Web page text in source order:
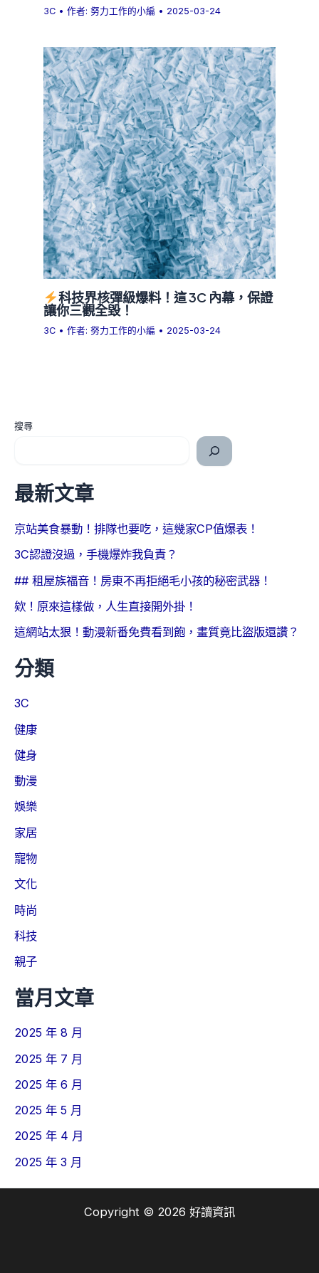
3C • 作者:努力工作的小編 • 2025-03-24
科技界核彈級爆料！這 3C 內幕，保證
讓你三觀全毀！
3C • 作者:努力工作的小編 • 2025-03-24
搜尋
最新文章
京站美食暴動！排隊也要吃，這幾家CP值爆表！
3C認證沒過，手機爆炸我負責？
## 租屋族福音！房東不再拒絕毛小孩的秘密武器！
欸！原來這樣做，人生直接開外掛！
這網站太狠！動漫新番免費看到飽，畫質竟比盜版還讚？
分類
3C
健康
健身
動漫
娛樂
家居
寵物
文化
時尚
科技
親子
當月文章
2025 年 8 月
2025 年 7 月
2025 年 6 月
2025 年 5 月
2025 年 4 月
2025 年 3 月
Copyright © 2026 好讀資訊